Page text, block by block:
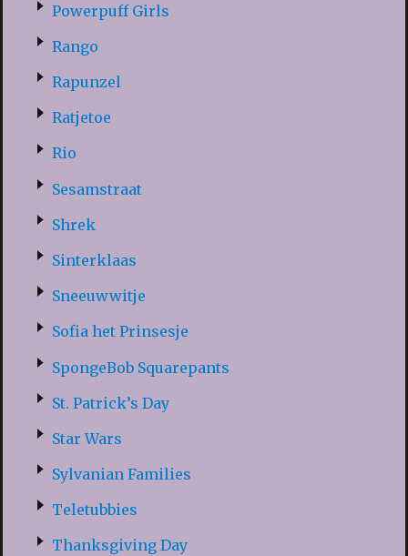
Powerpuff Girls
Rango
Rapunzel
Ratjetoe
Rio
Sesamstraat
Shrek
Sinterklaas
Sneeuwwitje
Sofia het Prinsesje
SpongeBob Squarepants
St. Patrick’s Day
Star Wars
Sylvanian Families
Teletubbies
Thanksgiving Day